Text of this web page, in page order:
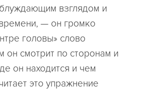
взглядом и
— он громко
головы» слово
он смотрит по сторонам и
он находится и чем
это упражнение